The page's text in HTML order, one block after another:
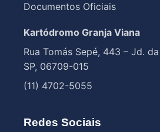
Documentos Oficiais
Kartódromo Granja Viana
Rua Tomás Sepé, 443 – Jd.
SP, 06709-015
(11) 4702-5055
Redes Sociais